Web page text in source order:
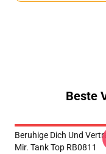
Beste
Beruhige Dich Und
Mir. Tank Top RB0811